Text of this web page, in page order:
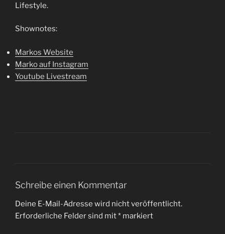
Lifestyle.
Shownotes:
Markos Website
Marko auf Instagram
Youtube Livestream
Schreibe einen Kommentar
Deine E-Mail-Adresse wird nicht veröffentlicht.
Erforderliche Felder sind mit* markiert